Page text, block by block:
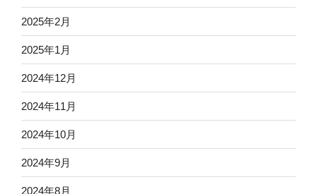
2025年2月
2025年1月
2024年12月
2024年11月
2024年10月
2024年9月
2024年8月